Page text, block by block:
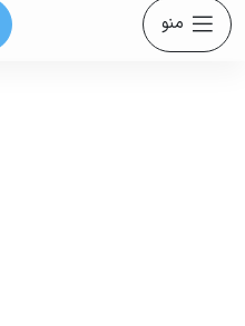
منو